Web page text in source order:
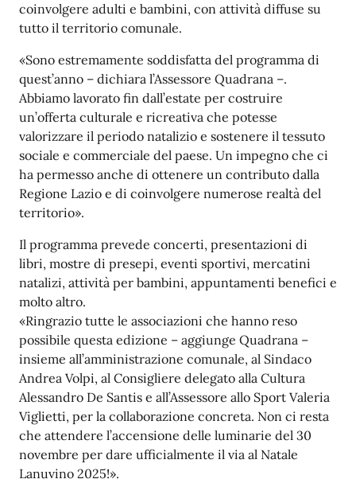
coinvolgere adulti e bambini, con attività diffuse su
tutto il territorio comunale.
«Sono estremamente soddisfatta del programma di
quest’anno – dichiara l’Assessore Quadrana –.
Abbiamo lavorato fin dall’estate per costruire
un’offerta culturale e ricreativa che potesse
valorizzare il periodo natalizio e sostenere il tessuto
sociale e commerciale del paese. Un impegno che ci
ha permesso anche di ottenere un contributo dalla
Regione Lazio e di coinvolgere numerose realtà del
territorio».
Il programma prevede concerti, presentazioni di
libri, mostre di presepi, eventi sportivi, mercatini
natalizi, attività per bambini, appuntamenti benefici e
molto altro.
«Ringrazio tutte le associazioni che hanno reso
possibile questa edizione – aggiunge Quadrana –
insieme all’amministrazione comunale, al Sindaco
Andrea Volpi, al Consigliere delegato alla Cultura
Alessandro De Santis e all’Assessore allo Sport Valeria
Viglietti, per la collaborazione concreta. Non ci resta
che attendere l’accensione delle luminarie del 30
novembre per dare ufficialmente il via al Natale
Lanuvino 2025!».